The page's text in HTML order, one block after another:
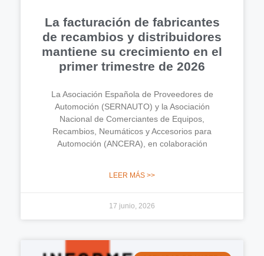
La facturación de fabricantes
de recambios y distribuidores
mantiene su crecimiento en el
primer trimestre de 2026
La Asociación Española de Proveedores de
Automoción (SERNAUTO) y la Asociación
Nacional de Comerciantes de Equipos,
Recambios, Neumáticos y Accesorios para
Automoción (ANCERA), en colaboración
LEER MÁS >>
17 junio, 2026